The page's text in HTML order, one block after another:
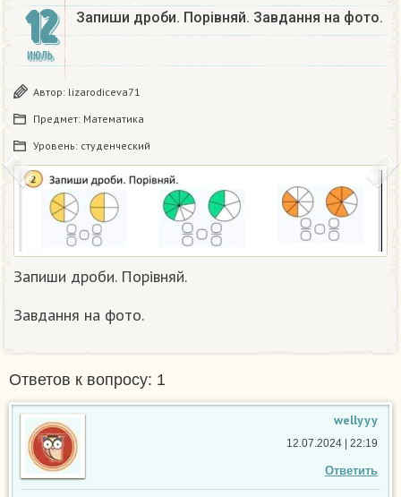
12
ИЮЛЬ
Запиши дроби. Порівняй. Завдання на фото.
Автор: lizarodiceva71
Предмет: Математика
Уровень: студенческий
Запиши дроби. Порівняй.
Завдання на фото.
Ответов к вопросу: 1
wellyyy
Ответить
12.07.2024 | 22:19